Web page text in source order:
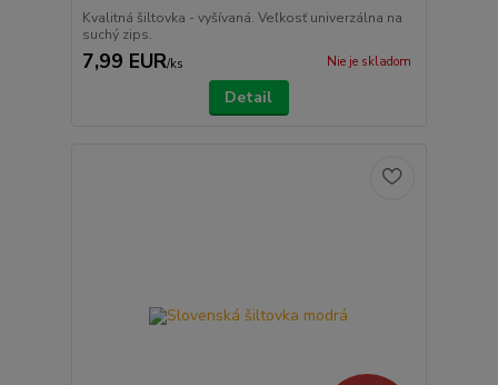
Kvalitná šiltovka - vyšívaná. Veľkosť univerzálna na
suchý zips.
7,99 EUR/ks Nie je skladom
Detail